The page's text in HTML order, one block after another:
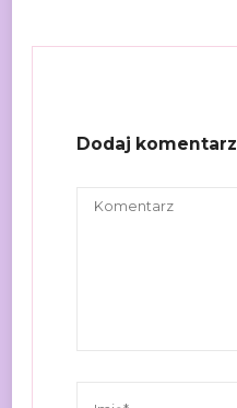
Dodaj komentarz